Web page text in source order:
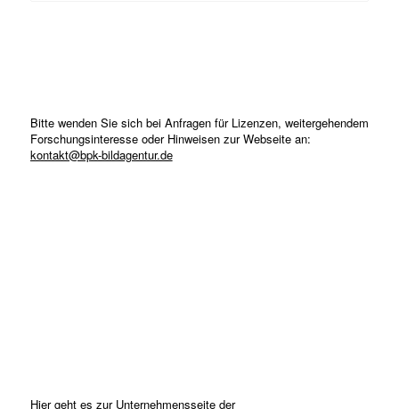
Bitte wenden Sie sich bei Anfragen für Lizenzen, weitergehendem
Forschungsinteresse oder Hinweisen zur Webseite an:
kontakt@bpk-bildagentur.de
Hier geht es zur Unternehmensseite der